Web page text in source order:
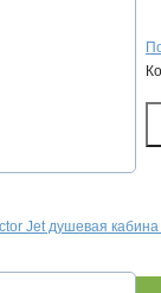
Jet душевая